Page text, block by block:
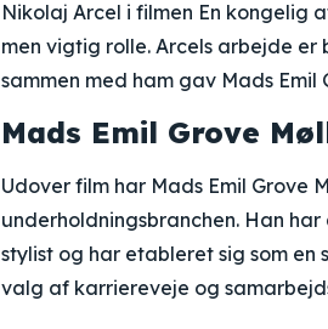
Nikolaj Arcel i filmen En kongelig
men vigtig rolle. Arcels arbejde
sammen med ham gav Mads
Mads Emil Grove
Udover film har Mads Emil Grove
underholdningsbranchen. Han
stylist og har etableret sig som
valg af karriereveje og